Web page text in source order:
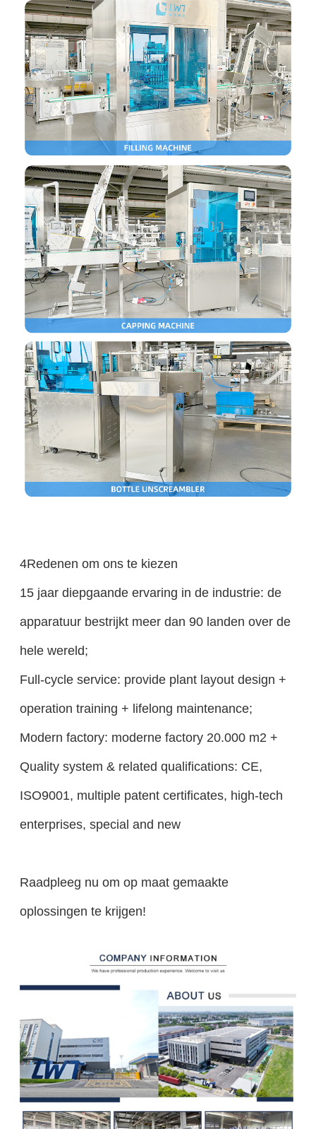
4Redenen om ons te kiezen
15 jaar diepgaande ervaring in de industrie: de
apparatuur bestrijkt meer dan 90 landen over de
hele wereld;
Full-cycle service: provide plant layout design +
operation training + lifelong maintenance;
Modern factory: moderne factory 20.000 m2 +
Quality system & related qualifications: CE,
ISO9001, multiple patent certificates, high-tech
enterprises, special and new
Raadpleeg nu om op maat gemaakte
oplossingen te krijgen!